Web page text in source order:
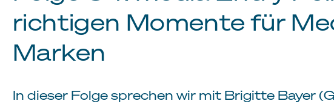
richtigen Momente für
Marken
In dieser Folge sprechen wir mit Brigitte Bayer